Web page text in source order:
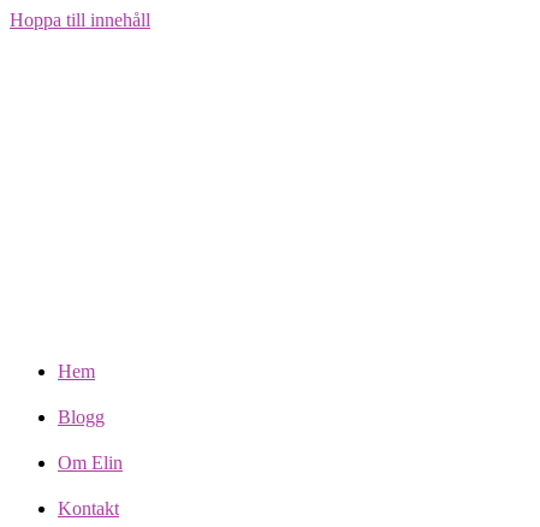
Hoppa till innehåll
Hem
Blogg
Om Elin
Kontakt